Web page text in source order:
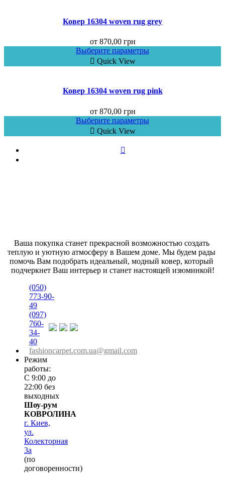
Ковер 16304 woven rug grey
от 870,00 грн
Выберите параметры
Quick View
Ковер 16304 woven rug pink
от 870,00 грн
Выберите параметры
Quick View
Ваша покупка станет прекрасной возможностью создать
теплую и уютную атмосферу в Вашем доме. Мы будем рады
помочь Вам подобрать идеальный, модный ковер, который
подчеркнет Ваш интерьер и станет настоящей изюминкой!
(050)
773-90-
49
(097)
760-
34-
40
fashioncarpet.com.ua@gmail.com
Режим
работы:
С 9:00 до
22:00 без
выходных
Шоу-рум
КОВРОЛИНА
г. Киев,
ул.
Колекторная
3а
(по
договоренности)